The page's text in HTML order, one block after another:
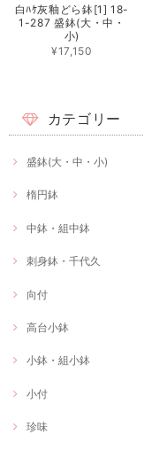
白ﾊｹ灰釉どら鉢[1] 18-
1-287 盛鉢(大・中・
小)
¥17,150
カテゴリー
盛鉢(大・中・小)
楕円鉢
中鉢・組中鉢
刺身鉢・千代久
向付
高台小鉢
小鉢・組小鉢
小付
珍味